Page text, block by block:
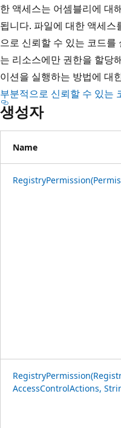
한 액세스는 어셈블리에 대
됩니다. 파일에 대한 액세
으로 신뢰할 수 있는 코드를
는 리소스에만 권한을 할당
이션을 실행하는 방법에 대
부분적으로 신뢰할 수 있는
생성자
Name
AccessControlActions,